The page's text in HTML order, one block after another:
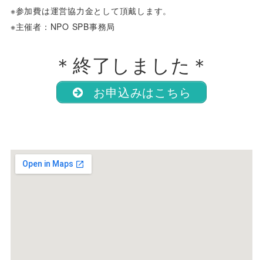
※参加費は運営協力金として頂戴します。
※主催者：NPO SPB事務局
＊終了しました＊
お申込みはこちら